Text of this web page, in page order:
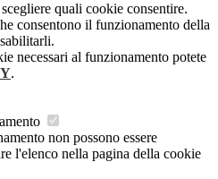
quali cookie consentire.
consentono il funzionamento della
necessari al funzionamento potete
.
non possono essere
l'elenco nella pagina della cookie